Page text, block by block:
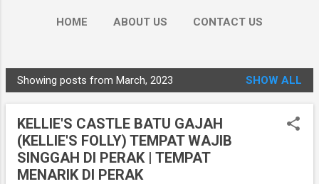
HOME ABOUT US CONTACT US
P
o
Showing posts from March, 2023 SHOW ALL
KELLIE'S CASTLE BATU GAJAH
(KELLIE'S FOLLY) TEMPAT WAJIB
SINGGAH DI PERAK | TEMPAT
MENARIK DI PERAK